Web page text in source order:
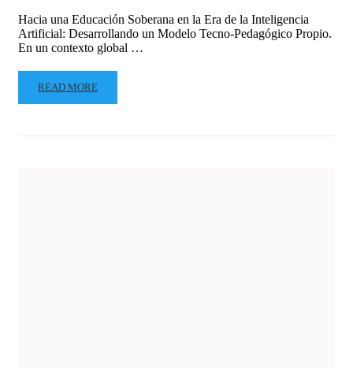
Hacia una Educación Soberana en la Era de la Inteligencia
Artificial: Desarrollando un Modelo Tecno-Pedagógico Propio.
En un contexto global …
READ MORE